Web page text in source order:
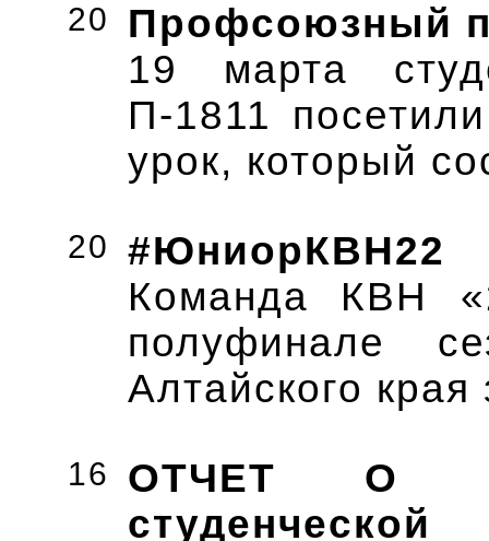
20
Профсоюзный
19 марта
П-1811
урок, который
20
#ЮниорКВН22
Команда КВН
полуфинале
Алтайского
16
ОТЧЕТ О